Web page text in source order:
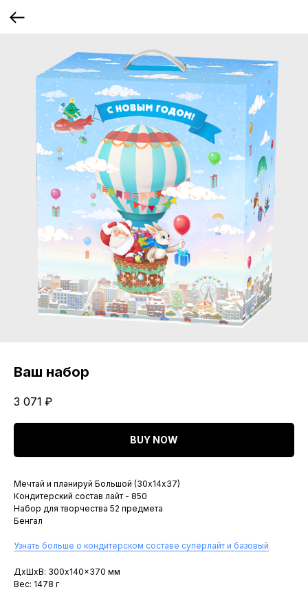
Ваш набор
3 071 ₽
BUY NOW
Мечтай и планируй Большой (30х14х37)
Кондитерский состав лайт - 850
Набор для творчества 52 предмета
Бенгал
Узнать больше о кондитерском составе суперлайт и базовый
ДxШxВ: 300x140x370 мм
Вес: 1478 г